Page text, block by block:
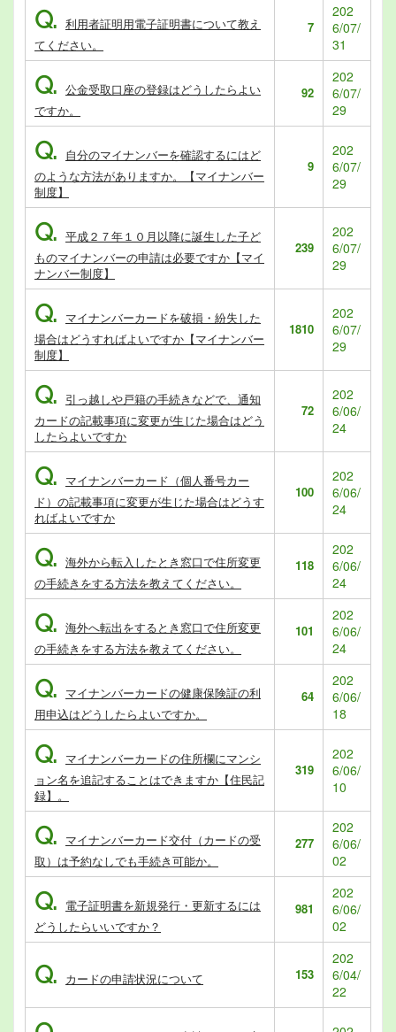
Q. 利用者証明用電子証明書について教え
てください。
7
202
6/07/
31
Q. 公金受取口座の登録はどうしたらよい
ですか。
92
202
6/07/
29
Q. 自分のマイナンバーを確認するにはど
のような方法がありますか。【マイナンバー
制度】
9
202
6/07/
29
Q. 平成２７年１０月以降に誕生した子ど
ものマイナンバーの申請は必要ですか【マイ
ナンバー制度】
239
202
6/07/
29
Q. マイナンバーカードを破損・紛失した
場合はどうすればよいですか【マイナンバー
制度】
1810
202
6/07/
29
Q. 引っ越しや戸籍の手続きなどで、通知
カードの記載事項に変更が生じた場合はどう
したらよいですか
72
202
6/06/
24
Q. マイナンバーカード（個人番号カー
ド）の記載事項に変更が生じた場合はどうす
ればよいですか
100
202
6/06/
24
Q. 海外から転入したとき窓口で住所変更
の手続きをする方法を教えてください。
118
202
6/06/
24
Q. 海外へ転出をするとき窓口で住所変更
の手続きをする方法を教えてください。
101
202
6/06/
24
Q. マイナンバーカードの健康保険証の利
用申込はどうしたらよいですか。
64
202
6/06/
18
Q. マイナンバーカードの住所欄にマンシ
ョン名を追記することはできますか【住民記
録】。
319
202
6/06/
10
Q. マイナンバーカード交付（カードの受
取）は予約なしでも手続き可能か。
277
202
6/06/
02
Q. 電子証明書を新規発行・更新するには
どうしたらいいですか？
981
202
6/06/
02
Q. カードの申請状況について 153
202
6/04/
22